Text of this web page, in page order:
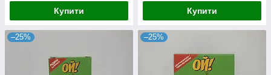
Купити Купити
–25% –25%